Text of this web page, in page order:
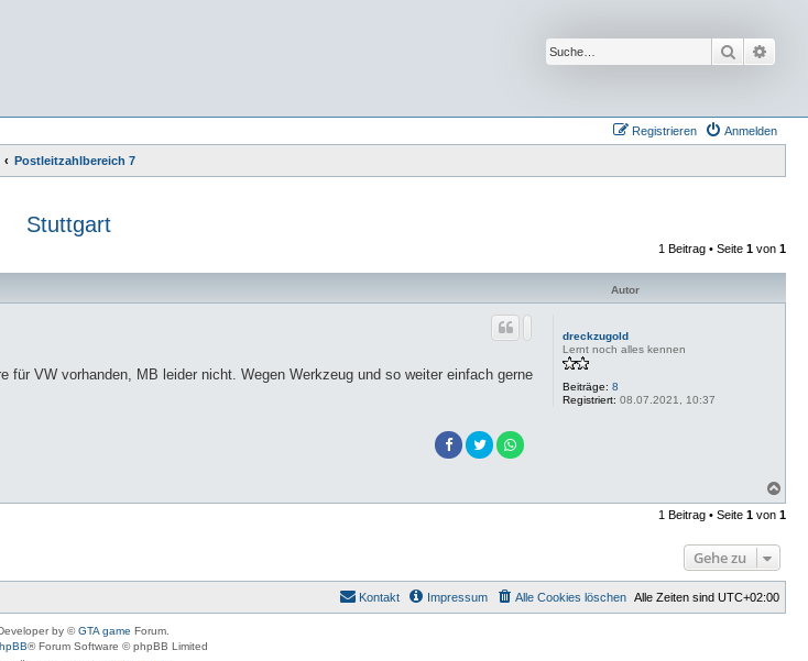
Suche
Anmelden
Registrieren
Postleitzahlbereich 7
Stuttgart
1 Beitrag • Seite 1 von 1
Autor
dreckzugold
Lernt noch alles kennen
Beiträge: 8
Registriert: 08.07.2021, 10:37
VW vorhanden, MB leider nicht. Wegen Werkzeug und so weiter einfach gerne
a
c
e
1 Beitrag • Seite 1 von 1
Gehe zu
Alle Zeiten sind UTC+02:00
Alle Cookies löschen
Impressum
Kontakt
by ©GTA game Forum.
® Forum Software © phpBB Limited